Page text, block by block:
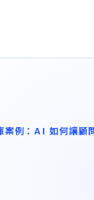
案例：AI 如何讓顧